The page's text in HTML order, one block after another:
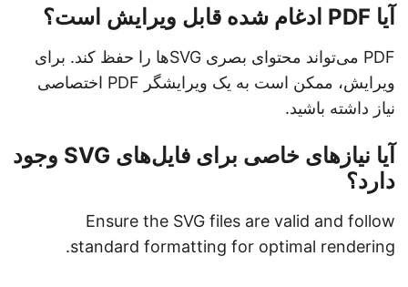
آیا PDF ادغام شده قابل ویرایش است؟
PDF می‌تواند محتوای بصری SVGها را حفظ کند. برای
ویرایش، ممکن است به یک ویرایشگر PDF اختصاصی
نیاز داشته باشید.
آیا نیازهای خاصی برای فایل‌های SVG وجود
دارد؟
Ensure the SVG files are valid and follow
standard formatting for optimal rendering.